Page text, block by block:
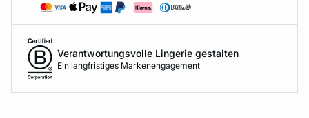
Verantwortungsvolle Lingerie gestalten
Ein langfristiges Markenengagement